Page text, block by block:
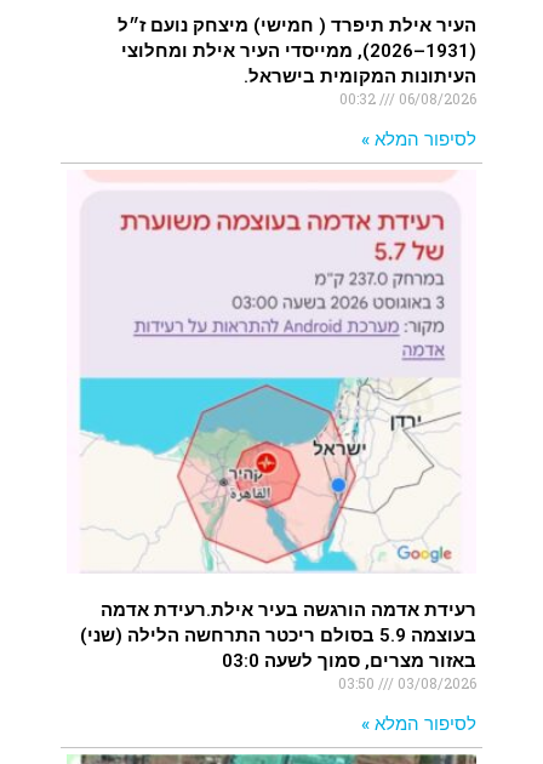
העיר אילת תיפרד ( חמישי) מיצחק נועם ז״ל
(1931–2026), ממייסדי העיר אילת ומחלוצי
העיתונות המקומית בישראל.
06/08/2026
לסיפור המלא »
רעידת אדמה הורגשה בעיר אילת.רעידת אדמה
בעוצמה 5.9 בסולם ריכטר התרחשה הלילה (שני)
באזור מצרים, סמוך לשעה 03:0
03/08/2026
לסיפור המלא »